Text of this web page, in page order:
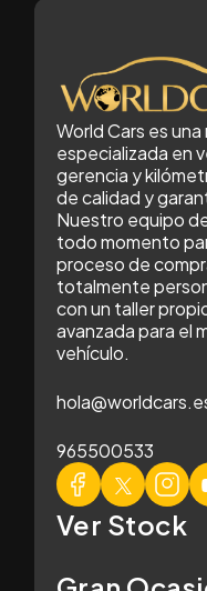
World Cars es
especializada en
gerencia y
de calidad y
Nuestro equipo
todo momento
proceso de
totalmente
con un taller
avanzada para el
vehículo.
965500533
Ver Stock